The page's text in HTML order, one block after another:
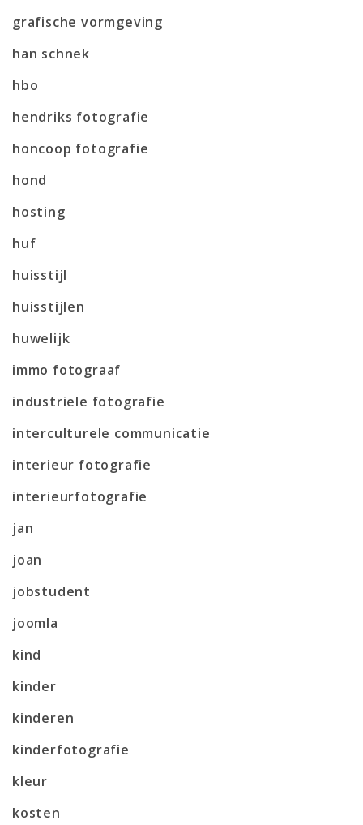
grafische vormgeving
han schnek
hbo
hendriks fotografie
honcoop fotografie
hond
hosting
huf
huisstijl
huisstijlen
huwelijk
immo fotograaf
industriele fotografie
interculturele communicatie
interieur fotografie
interieurfotografie
jan
joan
jobstudent
joomla
kind
kinder
kinderen
kinderfotografie
kleur
kosten